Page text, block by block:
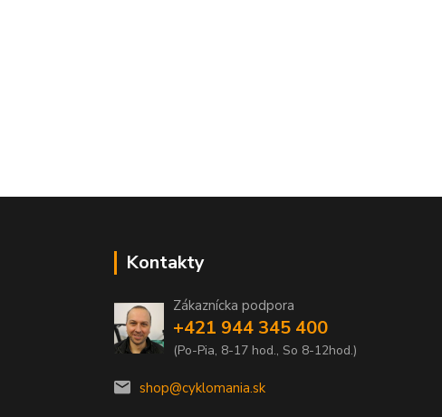
Kontakty
Zákaznícka podpora
+421 944 345 400
(Po-Pia, 8-17 hod., So 8-12hod.)
shop@cyklomania.sk